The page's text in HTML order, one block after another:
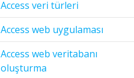
Access veri türleri
Access web uygulaması
Access web veritabanı
oluşturma